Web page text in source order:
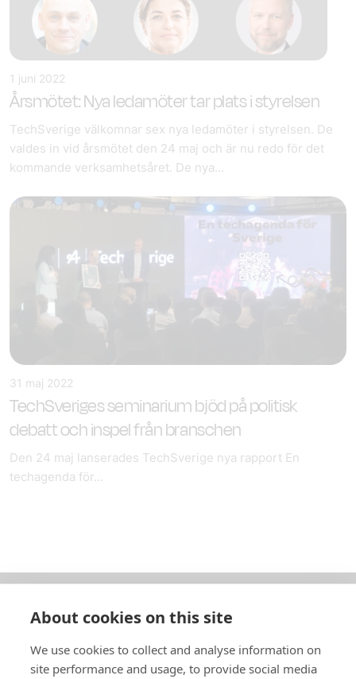
1 juni 2022
Årsmötet: Nya ledamöter tar plats i styrelsen
TechSverige välkomnar sex nya ledamöter i styrelsen. De
valdes in vid årsmötet den 24 maj och är nu redo för det
kommande verksamhetsåret. De nya...
31 maj 2022
TechSveriges seminarium bjöd på politisk
debatt och inspel från branschen
Den 24 maj lanserades TechSverige nya rapport En
techagenda för...
In English
About cookies on this site
We use cookies to collect and analyse information on
site performance and usage, to provide social media